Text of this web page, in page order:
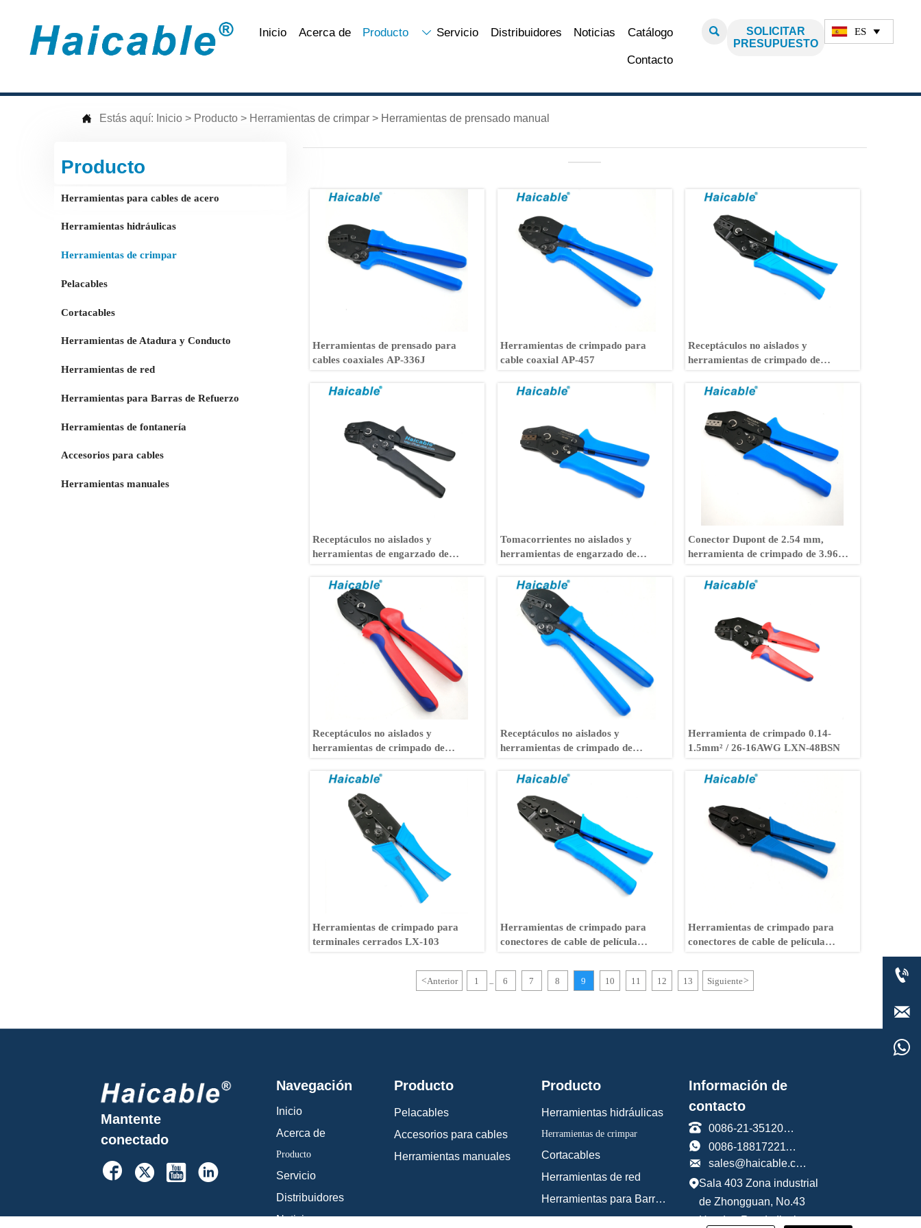
Inicio Acerca de Producto  Servicio Distribuidores Noticias Catálogo
Contacto

SOLICITAR
PRESUPUESTO
ES 
 Estás aquí: Inicio > Producto > Herramientas de crimpar > Herramientas de prensado manual
Producto
Herramientas para cables de acero
Herramientas hidráulicas
Herramientas de crimpar
Pelacables
Cortacables
Herramientas de Atadura y Conducto
Herramientas de red
Herramientas para Barras de Refuerzo
Herramientas de fontanería
Accesorios para cables
Herramientas manuales
———
Herramientas de prensado para
cables coaxiales AP-336J
Herramientas de crimpado para
cable coaxial AP-457
Receptáculos no aislados y
herramientas de crimpado de
Receptáculos no aislados y
herramientas de engarzado de
Tomacorrientes no aislados y
herramientas de engarzado de
Conector Dupont de 2.54 mm,
herramienta de crimpado de 3.96
Receptáculos no aislados y
herramientas de crimpado de
Receptáculos no aislados y
herramientas de crimpado de
Herramienta de crimpado 0.14-
1.5mm² / 26-16AWG LXN-48BSN
Herramientas de crimpado para
terminales cerrados LX-103
Herramientas de crimpado para
conectores de cable de película
Herramientas de crimpado para
conectores de cable de película
<Anterior 1 ... 6 7 8 9 10 11 12 13 Siguiente>
Mantente
conectado
   
Navegación
Inicio
Acerca de
Producto
Servicio
Distribuidores
Noticias
Producto
Pelacables
Accesorios para cables
Herramientas manuales
Producto
Herramientas hidráulicas
Herramientas de crimpar
Cortacables
Herramientas de red
Herramientas para Barras de Refuerzo
Información de
contacto
 0086-21-35120588
 0086-18817221191
 sales@haicable.com
Sala 403 Zona industrial
de Zhongguan, No.43
Handan Road, distrito


